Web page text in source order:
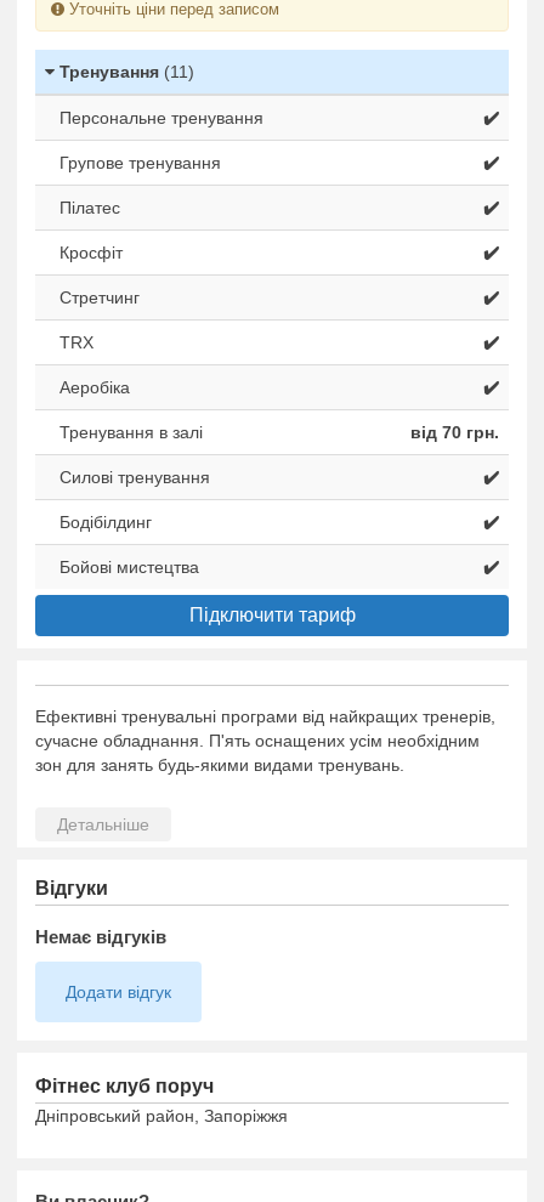
Уточніть ціни перед записом
Тренування (11)
Персональне тренування ✔️
Групове тренування ✔️
Пілатес ✔️
Кросфіт ✔️
Стретчинг ✔️
TRX ✔️
Аеробіка ✔️
Тренування в залі від 70 грн.
Силові тренування ✔️
Бодібілдинг ✔️
Бойові мистецтва ✔️
Підключити тариф
Ефективні тренувальні програми від найкращих тренерів,
сучасне обладнання. П'ять оснащених усім необхідним
зон для занять будь-якими видами тренувань.
Відгуки
Немає відгуків
Додати відгук
Фітнес клуб поруч
Дніпровський район, Запоріжжя